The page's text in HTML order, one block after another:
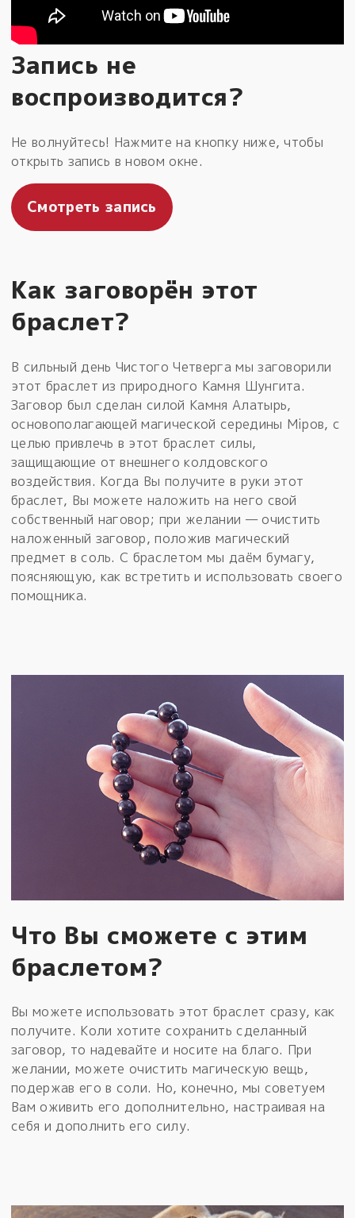
Запись не
воспроизводится?
Не волнуйтесь! Нажмите на кнопку ниже, чтобы
открыть запись в новом окне.
Смотреть запись
Как заговорён этот
браслет?
В сильный день Чистого Четверга мы заговорили
этот браслет из природного Камня Шунгита.
Заговор был сделан силой Камня Алатырь,
основополагающей магической середины Мiров, с
целью привлечь в этот браслет силы,
защищающие от внешнего колдовского
воздействия. Когда Вы получите в руки этот
браслет, Вы можете наложить на него свой
собственный наговор; при желании — очистить
наложенный заговор, положив магический
предмет в соль. С браслетом мы даём бумагу,
поясняющую, как встретить и использовать своего
помощника.
Что Вы сможете с этим
браслетом?
Вы можете использовать этот браслет сразу, как
получите. Коли хотите сохранить сделанный
заговор, то надевайте и носите на благо. При
желании, можете очистить магическую вещь,
подержав его в соли. Но, конечно, мы советуем
Вам оживить его дополнительно, настраивая на
себя и дополнить его силу.